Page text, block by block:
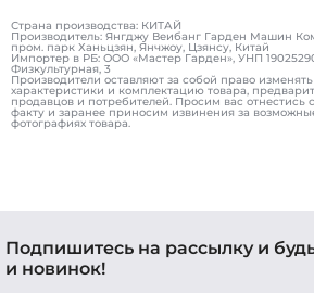
Страна производства: КИТАЙ
Производитель: Янгджу Веибанг Гарден Машин
пром. парк Ханьцзян, Янчжоу, Цзянсу, Китай
Импортер в РБ: ООО «Мастер Гарден», УНП
Физкультурная, 3
Производители оставляют за собой право
характеристики и комплектацию товара,
продавцов и потребителей. Просим вас
факту и заранее приносим извинения за
фотографиях товара.
Подпишитесь на рассылку и
и новинок!